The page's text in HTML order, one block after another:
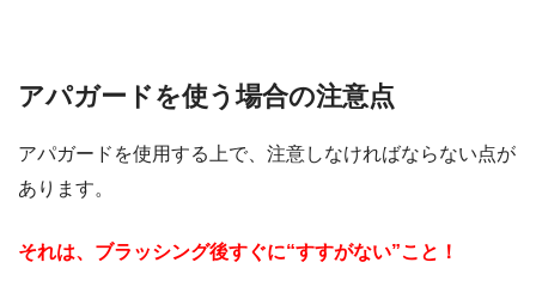
アパガードを使う場合の注意点
アパガードを使用する上で、注意しなければならない点が
あります。
それは、ブラッシング後すぐに“すすがない”こと！